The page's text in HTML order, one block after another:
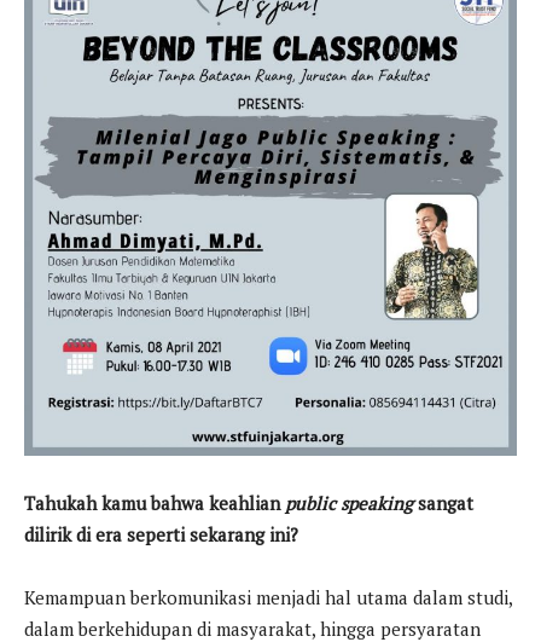
Tahukah kamu bahwa keahlian public speakingsangat
dilirik di era seperti sekarang ini?
Kemampuan berkomunikasi menjadi hal utama dalam studi,
dalam berkehidupan di masyarakat, hingga persyaratan